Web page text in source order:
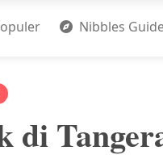
Nibbles
di